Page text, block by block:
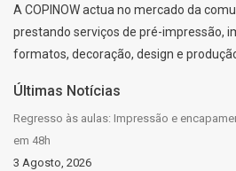
A COPINOW actua no mercado da
prestando serviços de pré-impressão,
formatos, decoração, design e
Últimas Notícias
Regresso às aulas: Impressão e
em 48h
3 Agosto, 2026